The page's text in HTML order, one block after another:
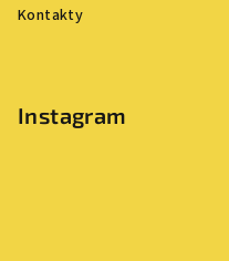
Kontakty
Instagram